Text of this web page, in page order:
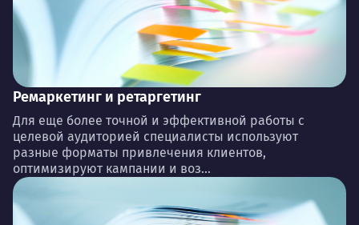
Ремаркетинг и ретаргетинг
Для еще более точной и эффективной работы с
целевой аудиторией специалисты используют
разные форматы привлечения клиентов,
оптимизируют кампании и воз...